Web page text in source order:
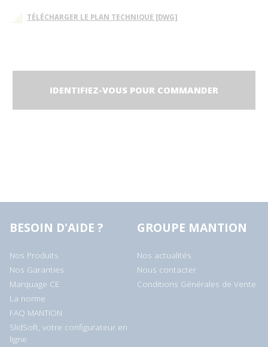
TÉLÉCHARGER LE PLAN TECHNIQUE [DWG]
IDENTIFIEZ-VOUS POUR COMMANDER
BESOIN D'AIDE ?
Nos Produits
Nos Garanties
Marquage CE
La norme
FAQ MANTION
SlidSoft, votre configurateur en
ligne
GROUPE MANTION
Nos actualités
Nous contacter
Conditions Générales de Vente